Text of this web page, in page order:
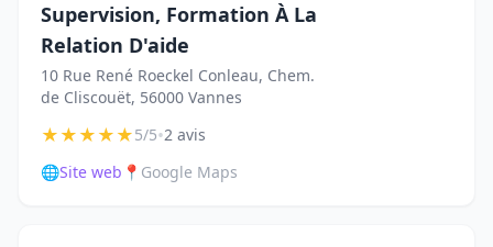
Supervision, Formation À La
Relation D'aide
10 Rue René Roeckel Conleau, Chem.
de Cliscouët, 56000 Vannes
★★★★★5/5•2 avis
🌐Site web 📍 Google Maps